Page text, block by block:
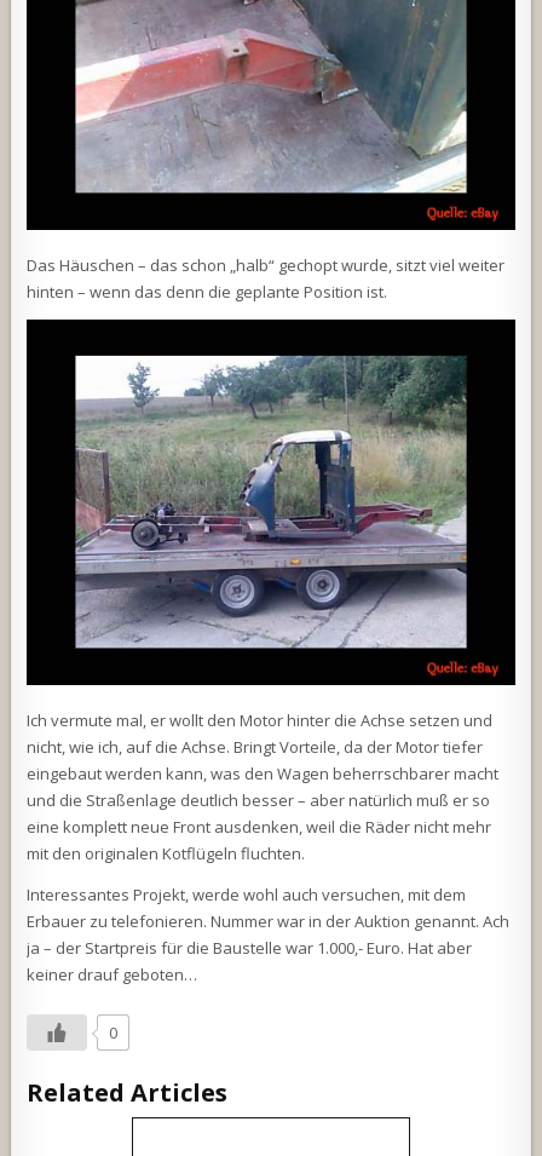
Das Häuschen – das schon „halb“ gechopt wurde, sitzt viel weiter
hinten – wenn das denn die geplante Position ist.
Ich vermute mal, er wollt den Motor hinter die Achse setzen und
nicht, wie ich, auf die Achse. Bringt Vorteile, da der Motor tiefer
eingebaut werden kann, was den Wagen beherrschbarer macht
und die Straßenlage deutlich besser – aber natürlich muß er so
eine komplett neue Front ausdenken, weil die Räder nicht mehr
mit den originalen Kotflügeln fluchten.
Interessantes Projekt, werde wohl auch versuchen, mit dem
Erbauer zu telefonieren. Nummer war in der Auktion genannt. Ach
ja – der Startpreis für die Baustelle war 1.000,- Euro. Hat aber
keiner drauf geboten…
0
Related Articles